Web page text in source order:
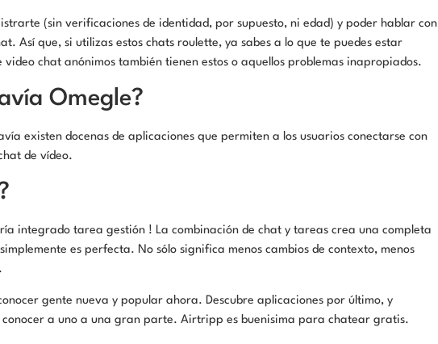
(sin verificaciones de identidad, por supuesto, ni edad) y poder hablar con
Así que, si utilizas estos chats roulette, ya sabes a lo que te puedes estar
video chat anónimos también tienen estos o aquellos problemas inapropiados.
Omegle?
existen docenas de aplicaciones que permiten a los usuarios conectarse con
de vídeo.
integrado tarea gestión ! La combinación de chat y tareas crea una completa
es perfecta. No sólo significa menos cambios de contexto, menos
gente nueva y popular ahora. Descubre aplicaciones por último, y
conocer a uno a una gran parte. Airtripp es buenisima para chatear gratis.